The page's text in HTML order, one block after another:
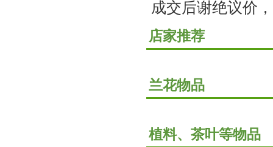
成交后谢绝议价
店家推荐
兰花物品
植料、茶叶等物品